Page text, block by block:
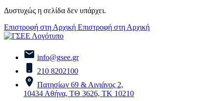
Δυστυχώς η σελίδα δεν υπάρχει.
Επιστροφή στη Αρχική Επιστροφή στη Αρχική
info@gsee.gr
210 8202100
Πατησίων 69 & Αινιάνος 2,
10434 Αθήνα, ΤΘ 3626, ΤΚ 10210